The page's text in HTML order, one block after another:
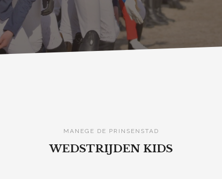
MANEGE DE PRINSENSTAD
WEDSTRIJDEN KIDS